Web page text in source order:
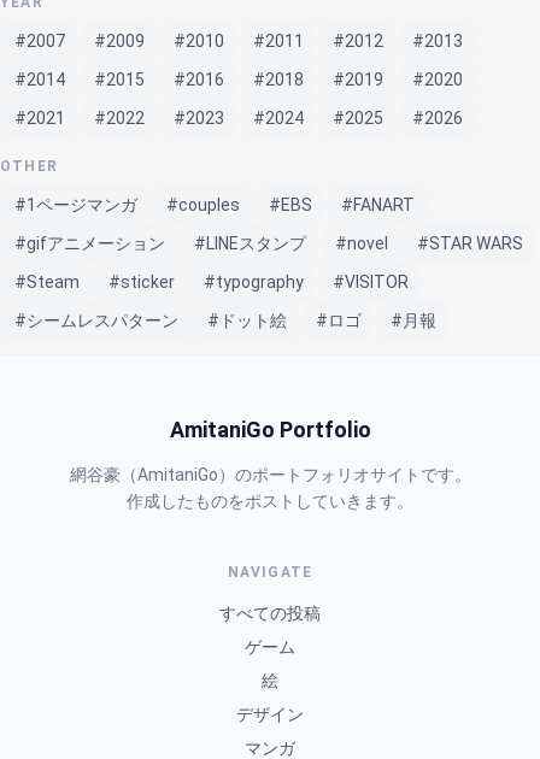
#2007 #2009 #2010 #2011 #2012
#2013
#2014
#2015 #2016 #2018 #2019
#2020
#2021
#2022 #2023 #2024 #2025 #2026
OTHER
#1ページマンガ #couples #EBS
#FANART
#gifアニメーション
#LINEスタンプ #novel
#STAR WARS
#Steam
#sticker #typography
#VISITOR
#シームレスパターン
#ドット絵 #ロゴ #月報
AmitaniGo Portfolio
網谷豪（AmitaniGo）のポートフォリオサイトです。
作成したものをポストしていきます。
NAVIGATE
すべての投稿
ゲーム
絵
デザイン
マンガ